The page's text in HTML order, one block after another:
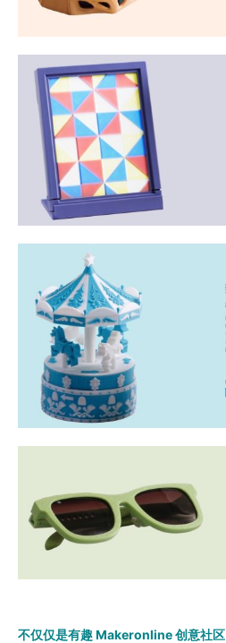
不仅仅是有趣 Makeronline 创意社区